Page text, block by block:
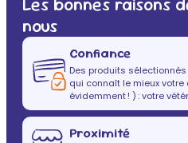
Les bonnes raisons
nous
Confiance
Des produits
qui connaît le mieux
évidemment ! ) : votre
Proximité